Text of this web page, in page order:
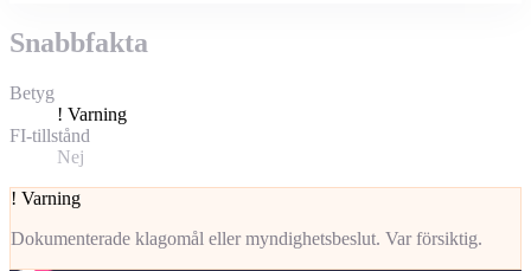
Snabbfakta
Betyg
! Varning
FI-tillstånd
Nej
! Varning
Dokumenterade klagomål eller myndighetsbeslut. Var försiktig.